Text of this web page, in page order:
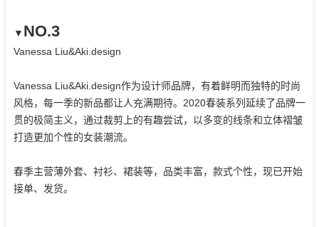
▼ NO.3
Vanessa Liu&Aki.design
Vanessa Liu&Aki.design作为设计师品牌，有着鲜明而独特的时尚
风格，每一季的新品都让人充满期待。2020春装系列延续了品牌一
贯的极简主义，通过裁剪上的有趣尝试，以多变的线条和立体褶皱
打造更加个性的女装潮流。
春季主营薄外套、衬衫、裙装等，品类丰富，款式个性，现已开始
接单、发货。